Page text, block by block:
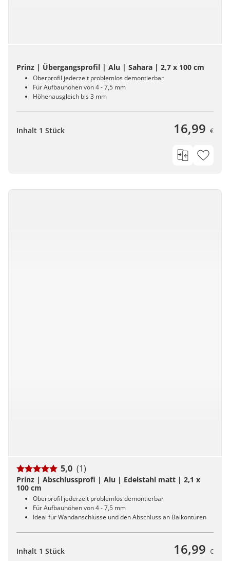
Prinz | Übergangsprofil | Alu | Sahara | 2,7 x 100 cm
Oberprofil jederzeit problemlos demontierbar
Für Aufbauhöhen von 4 - 7,5 mm
Höhenausgleich bis 3 mm
Inhalt 1 Stück 16,99 €
5,0 (1)
Prinz | Abschlussprofi | Alu | Edelstahl matt | 2,1 x
100 cm
Oberprofil jederzeit problemlos demontierbar
Für Aufbauhöhen von 4 - 7,5 mm
Ideal für Wandanschlüsse und den Abschluss an Balkontüren
Inhalt 1 Stück 16,99 €